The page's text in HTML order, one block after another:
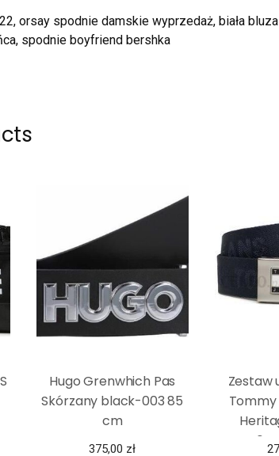
orsay spodnie damskie wyprzedaż, biała
spodnie boyfriend bershka
Hugo Grenwhich Pas
Skórzany black-003 85
cm
375,00 zł
Zestaw
Tommy